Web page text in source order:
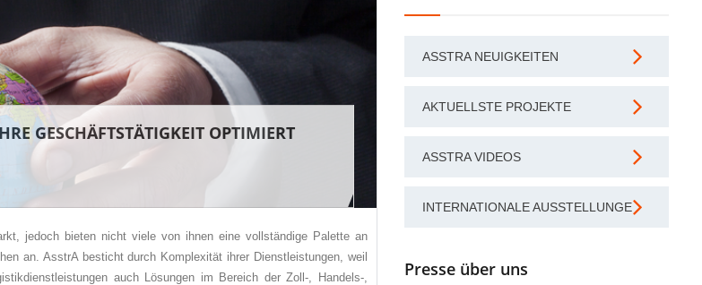
GESCHÄFTSTÄTIGKEIT OPTIMIERT
jedoch bieten nicht viele von ihnen eine vollständige Palette an
an. AsstrA besticht durch Komplexität ihrer Dienstleistungen, weil
auch Lösungen im Bereich der Zoll-, Handels-,
ASSTRA NEUIGKEITEN
AKTUELLSTE PROJEKTE
ASSTRA VIDEOS
INTERNATIONALE AUSSTELLUNGEN
Presse über uns